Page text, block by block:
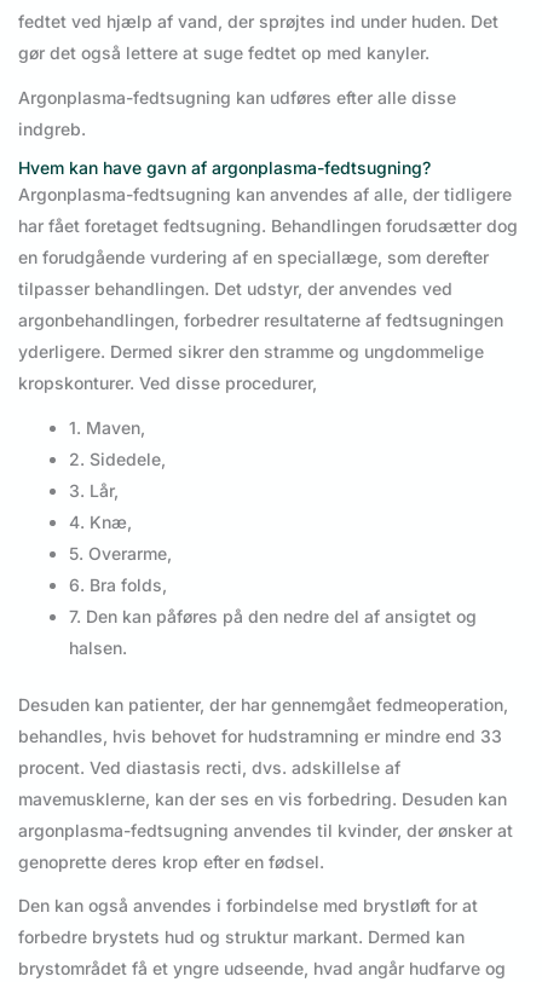
fedtet ved hjælp af vand, der sprøjtes ind under huden. Det
gør det også lettere at suge fedtet op med kanyler.
Argonplasma-fedtsugning kan udføres efter alle disse
indgreb.
Hvem kan have gavn af argonplasma-fedtsugning?
Argonplasma-fedtsugning kan anvendes af alle, der tidligere
har fået foretaget fedtsugning. Behandlingen forudsætter dog
en forudgående vurdering af en speciallæge, som derefter
tilpasser behandlingen. Det udstyr, der anvendes ved
argonbehandlingen, forbedrer resultaterne af fedtsugningen
yderligere. Dermed sikrer den stramme og ungdommelige
kropskonturer. Ved disse procedurer,
1. Maven,
2. Sidedele,
3. Lår,
4. Knæ,
5. Overarme,
6. Bra folds,
7. Den kan påføres på den nedre del af ansigtet og
halsen.
Desuden kan patienter, der har gennemgået fedmeoperation,
behandles, hvis behovet for hudstramning er mindre end 33
procent. Ved diastasis recti, dvs. adskillelse af
mavemusklerne, kan der ses en vis forbedring. Desuden kan
argonplasma-fedtsugning anvendes til kvinder, der ønsker at
genoprette deres krop efter en fødsel.
Den kan også anvendes i forbindelse med brystløft for at
forbedre brystets hud og struktur markant. Dermed kan
brystområdet få et yngre udseende, hvad angår hudfarve og